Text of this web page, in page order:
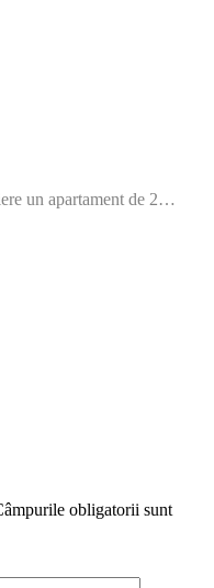
un apartament de 2…
obligatorii sunt